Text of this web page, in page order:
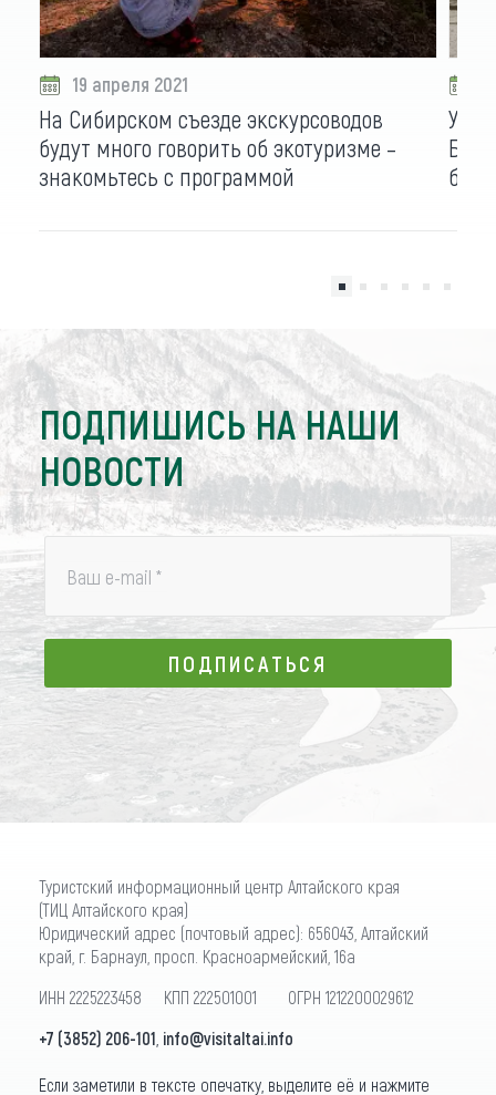
19 апреля 2021
На Сибирском съезде экскурсоводов
будут много говорить об экотуризме –
знакомьтесь с программой
ПОДПИШИСЬ НА НАШИ
НОВОСТИ
Ваш e-mail *
ПОДПИСАТЬСЯ
ПОДПИСАТЬСЯ
Туристский информационный центр Алтайского края
(ТИЦ Алтайского края)
Юридический адрес (почтовый адрес): 656043, Алтайский
край, г. Барнаул, просп. Красноармейский, 16а
ИНН 2225223458 КПП 222501001 ОГРН 1212200029612
+7 (3852) 206-101 info@visitaltai.info
Если заметили в тексте опечатку, выделите её и нажмите